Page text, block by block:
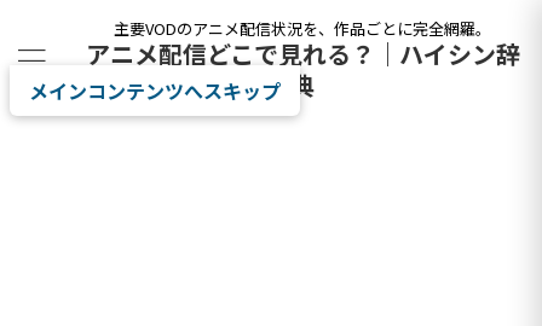
主要VODのアニメ配信状況を、作品ごとに完全網羅。
アニメ配信どこで見れる？｜ハイシン辞
典
メインコンテンツへスキップ